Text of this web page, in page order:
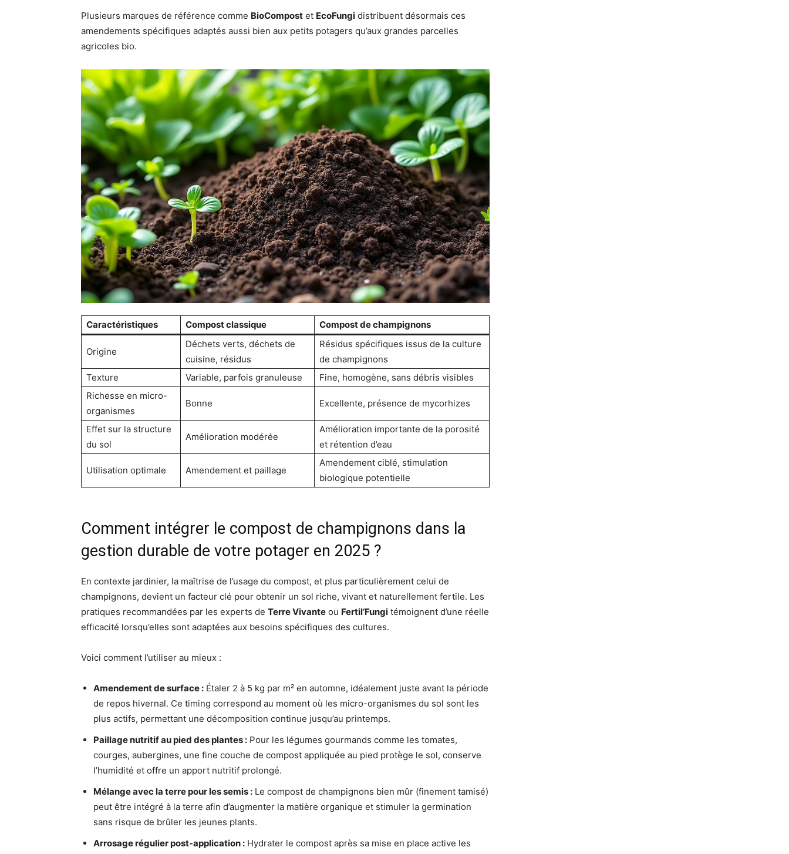
Plusieurs marques de référence comme BioCompost et EcoFungi distribuent désormais ces
amendements spécifiques adaptés aussi bien aux petits potagers qu’aux grandes parcelles
agricoles bio.
Caractéristiques Compost classique Compost de champignons
Origine
Déchets verts, déchets de
cuisine, résidus
Résidus spécifiques issus de la culture
de champignons
Texture
Variable, parfois granuleuse
Fine, homogène, sans débris visibles
Richesse en micro-
organismes
Bonne Excellente, présence de mycorhizes
Effet sur la structure
du sol
Amélioration modérée
Amélioration importante de la porosité
et rétention d’eau
Utilisation optimale Amendement et paillage
Amendement ciblé, stimulation
biologique potentielle
Comment intégrer le compost de champignons dans la
gestion durable de votre potager en 2025 ?
En contexte jardinier, la maîtrise de l’usage du compost, et plus particulièrement celui de
champignons, devient un facteur clé pour obtenir un sol riche, vivant et naturellement fertile. Les
pratiques recommandées par les experts de Terre Vivante ou Fertil’Fungi témoignent d’une réelle
efficacité lorsqu’elles sont adaptées aux besoins spécifiques des cultures.
Voici comment l’utiliser au mieux :
Amendement de surface : Étaler 2 à 5 kg par m² en automne, idéalement juste avant la période
de repos hivernal. Ce timing correspond au moment où les micro-organismes du sol sont les
plus actifs, permettant une décomposition continue jusqu’au printemps.
Paillage nutritif au pied des plantes : Pour les légumes gourmands comme les tomates,
courges, aubergines, une fine couche de compost appliquée au pied protège le sol, conserve
l’humidité et offre un apport nutritif prolongé.
Mélange avec la terre pour les semis : Le compost de champignons bien mûr (finement tamisé)
peut être intégré à la terre afin d’augmenter la matière organique et stimuler la germination
sans risque de brûler les jeunes plants.
Arrosage régulier post-application : Hydrater le compost après sa mise en place active les